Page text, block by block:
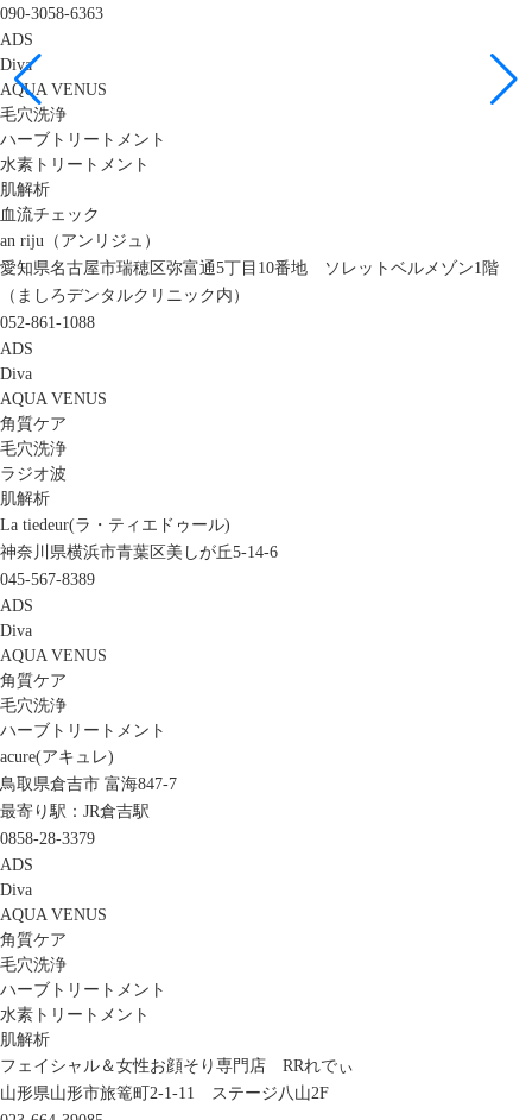
090-3058-6363
ADS
Diva
AQUA VENUS
毛穴洗浄
ハーブトリートメント
水素トリートメント
肌解析
血流チェック
an riju（アンリジュ）
愛知県名古屋市瑞穂区弥富通5丁目10番地 ソレットベルメゾン1階
（ましろデンタルクリニック内）
052-861-1088
ADS
Diva
AQUA VENUS
角質ケア
毛穴洗浄
ラジオ波
肌解析
La tiedeur(ラ・ティエドゥール)
神奈川県横浜市青葉区美しが丘5-14-6
045-567-8389
ADS
Diva
AQUA VENUS
角質ケア
毛穴洗浄
ハーブトリートメント
acure(アキュレ)
鳥取県倉吉市 富海847-7
最寄り駅：JR倉吉駅
0858-28-3379
ADS
Diva
AQUA VENUS
角質ケア
毛穴洗浄
ハーブトリートメント
水素トリートメント
肌解析
フェイシャル＆女性お顔そり専門店 RRれでぃ
山形県山形市旅篭町2-1-11 ステージ八山2F